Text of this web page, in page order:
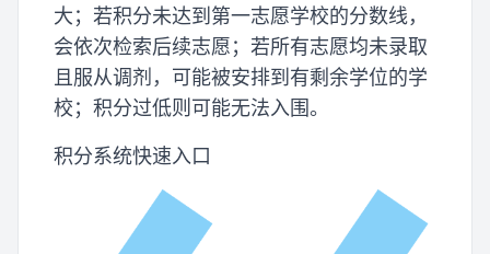
大；若积分未达到第一志愿学校的分数线，
会依次检索后续志愿；若所有志愿均未录取
且服从调剂，可能被安排到有剩余学位的学
校；积分过低则可能无法入围。
积分系统快速入口